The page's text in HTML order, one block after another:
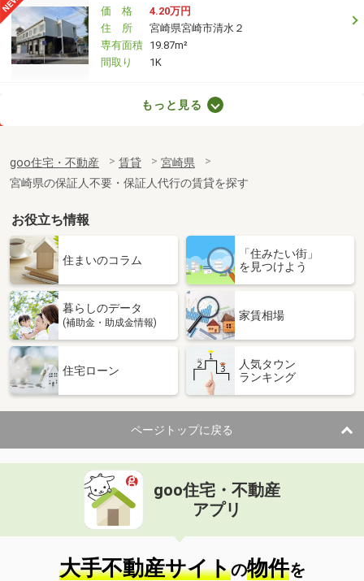
価 格
4.20万円
住 所
宮崎県宮崎市清水２
専有面積 19.87m²
間取り
1K
宮崎県宮崎市大塚町田淵ケ原
専有面積
26.08m²
間取り
1K
宮崎県延岡市日の出町１
価 格
6.70万円
宮崎県延岡市日の出町１
専有面積 26.5m²
間取り
ワンルーム
宮崎県宮崎市吉村町引土
住 所
宮崎県宮崎市吉村町引土
専有面積 26.08m²
間取り
1K
宮崎県宮崎市大島町山田ケ窪
価 格
住 所
宮崎県宮崎市大島町山田ケ窪
専有面積 22.02m²
間取り
1K
もっと見る
goo住宅・不動産 賃貸
宮崎県
宮崎県の保証人不要・保証人代行の賃貸を探す
お役立ち情報
住まいのコラム
「住みたい街」
を見つけよう
暮らしのデータ
(補助金・助成金情報)
家賃相場
住宅ローン
人気タウン
ランキング
ページトップに戻る
goo住宅・不動産
アプリ
大手不動産サイトの物件を